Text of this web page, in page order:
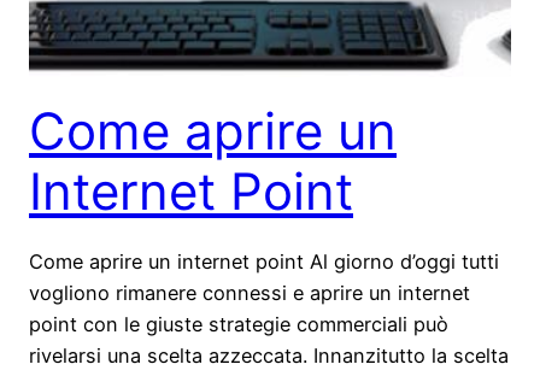
Come aprire un
Internet Point
Come aprire un internet point Al giorno d’oggi tutti
vogliono rimanere connessi e aprire un internet
point con le giuste strategie commerciali può
rivelarsi una scelta azzeccata. Innanzitutto la scelta